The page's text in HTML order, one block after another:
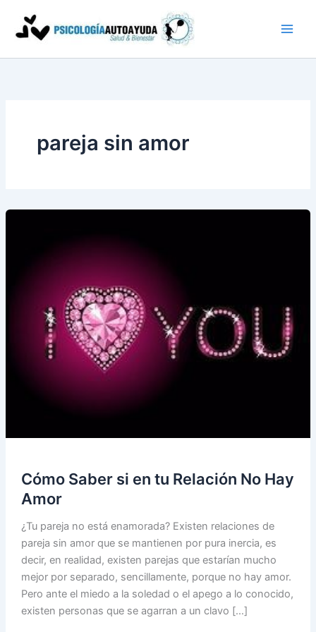
contenido
pareja sin amor
Cómo Saber si en tu Relación No Hay
Amor
¿Tu pareja no está enamorada? Existen relaciones de
pareja sin amor que se mantienen por pura inercia, es
decir, en realidad, existen parejas que estarían mucho
mejor por separado, sencillamente, porque no hay amor.
Pero ante el miedo a la soledad o el apego a lo conocido,
existen personas que se agarran a un clavo […]